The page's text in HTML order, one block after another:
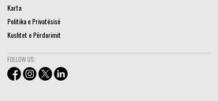
Karta
Politika e Privatësisë
Kushtet e Përdorimit
FOLLOW US: